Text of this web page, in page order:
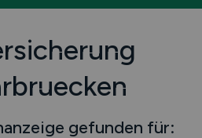
gefunden für: